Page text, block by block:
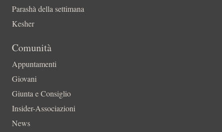
Parashà della settimana
Kesher
Comunità
Appuntamenti
Giovani
Giunta e Consiglio
Insider-Associazioni
News